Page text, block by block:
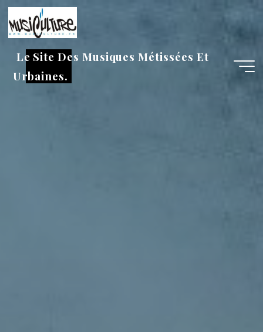
Aller
au
contenu
Le Site Des Musiques Métissées Et
Urbaines.